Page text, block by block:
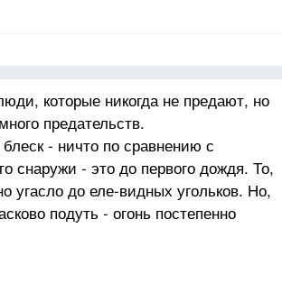
которые никогда не предают, но
предательств.
- ничто по сравнению с
снаружи - это до первого дождя. То,
угасло до еле-видных угольков. Но,
подуть - огонь постепенно
и афоризмы, которых ты
и красивые, наборы слов - не